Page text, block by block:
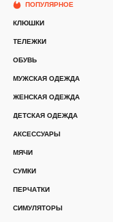
КЛЮШКИ
СУМКИ
ОБУВЬ
ПЕРЧАТКИ
ТЕЛЕЖКИ
МЯЧИ
СИМУЛЯТОРЫ
МУЖСКАЯ ОДЕЖДА
ЖЕНСКАЯ ОДЕЖДА
ДЕТСКАЯ ОДЕЖДА
АКСЕССУАРЫ
ПОПУЛЯРНОЕ